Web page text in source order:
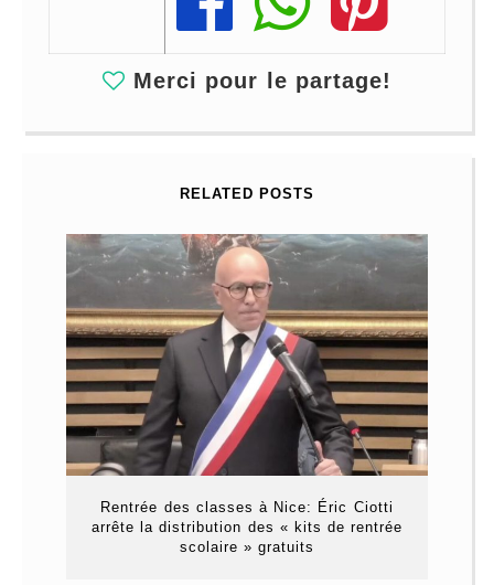
Merci pour le partage!
RELATED POSTS
Rentrée des classes à Nice: Éric Ciotti
arrête la distribution des « kits de rentrée
scolaire » gratuits